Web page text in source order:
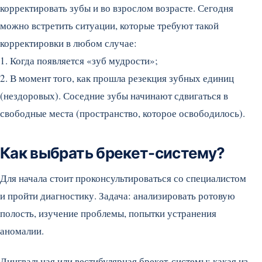
корректировать зубы и во взрослом возрасте. Сегодня
можно встретить ситуации, которые требуют такой
корректировки в любом случае:
1. Когда появляется «зуб мудрости»;
2. В момент того, как прошла резекция зубных единиц
(нездоровых). Соседние зубы начинают сдвигаться в
свободные места (пространство, которое освободилось).
Как выбрать брекет-систему?
Для начала стоит проконсультироваться со специалистом
и пройти диагностику. Задача: анализировать ротовую
полость, изучение проблемы, попытки устранения
аномалии.